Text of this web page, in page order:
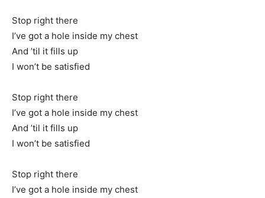
Stop right there
I’ve got a hole inside my chest
And ’til it fills up
I won’t be satisfied
Stop right there
I’ve got a hole inside my chest
And ’til it fills up
I won’t be satisfied
Stop right there
I’ve got a hole inside my chest